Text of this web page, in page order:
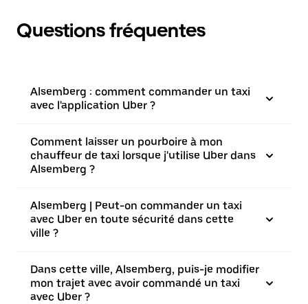
Questions fréquentes
Alsemberg : comment commander un taxi
avec l'application Uber ?
Comment laisser un pourboire à mon
chauffeur de taxi lorsque j'utilise Uber dans
Alsemberg ?
Alsemberg | Peut-on commander un taxi
avec Uber en toute sécurité dans cette
ville ?
Dans cette ville, Alsemberg, puis-je modifier
mon trajet avec avoir commandé un taxi
avec Uber ?